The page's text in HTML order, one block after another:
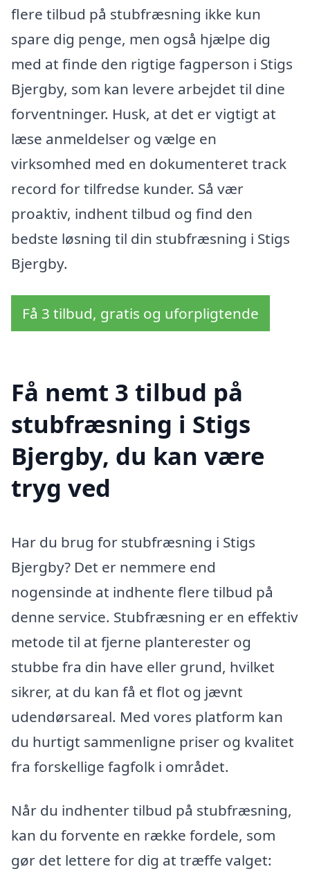
flere tilbud på stubfræsning ikke kun
spare dig penge, men også hjælpe dig
med at finde den rigtige fagperson i Stigs
Bjergby, som kan levere arbejdet til dine
forventninger. Husk, at det er vigtigt at
læse anmeldelser og vælge en
virksomhed med en dokumenteret track
record for tilfredse kunder. Så vær
proaktiv, indhent tilbud og find den
bedste løsning til din stubfræsning i Stigs
Bjergby.
Få 3 tilbud, gratis og uforpligtende
Få nemt 3 tilbud på
stubfræsning i Stigs
Bjergby, du kan være
tryg ved
Har du brug for stubfræsning i Stigs
Bjergby? Det er nemmere end
nogensinde at indhente flere tilbud på
denne service. Stubfræsning er en effektiv
metode til at fjerne planterester og
stubbe fra din have eller grund, hvilket
sikrer, at du kan få et flot og jævnt
udendørsareal. Med vores platform kan
du hurtigt sammenligne priser og kvalitet
fra forskellige fagfolk i området.
Når du indhenter tilbud på stubfræsning,
kan du forvente en række fordele, som
gør det lettere for dig at træffe valget: